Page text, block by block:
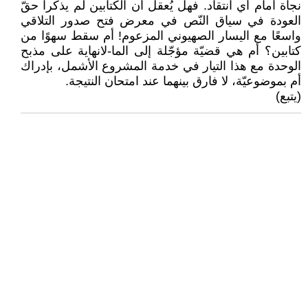
نجاة أمام أي انتقاد. فهل يُعقل أن الكتابين لم يذكرا حقّ
العودة في سياق النّص في معرض فتح صدور التلاقي
واسعًا مع اليسار الصهيوني المزعوم! أم سقط سهوًا من
كتابين؟ أم هي قضيّة مؤجّلة إلى الما-لانهاية على مذبح
الوحدة مع هذا التيار في خدمة المشروع الأشمل، بإدراك
أم بموضوعيّة، لا فارق بينهما عند امتحان النتيجة.
(يتبع)